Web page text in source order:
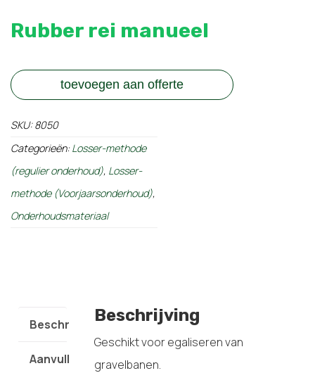
Rubber rei manueel
toevoegen aan offerte
SKU:8050
Categorieën:Losser-methode
(regulier onderhoud), Losser-
methode (Voorjaarsonderhoud),
Onderhoudsmateriaal
Beschrijving
Aanvullende
Beschrijving
Geschikt voor egaliseren van
gravelbanen.